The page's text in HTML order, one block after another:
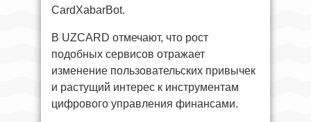
CardXabarBot.
В UZCARD отмечают, что рост
подобных сервисов отражает
изменение пользовательских привычек
и растущий интерес к инструментам
цифрового управления финансами.